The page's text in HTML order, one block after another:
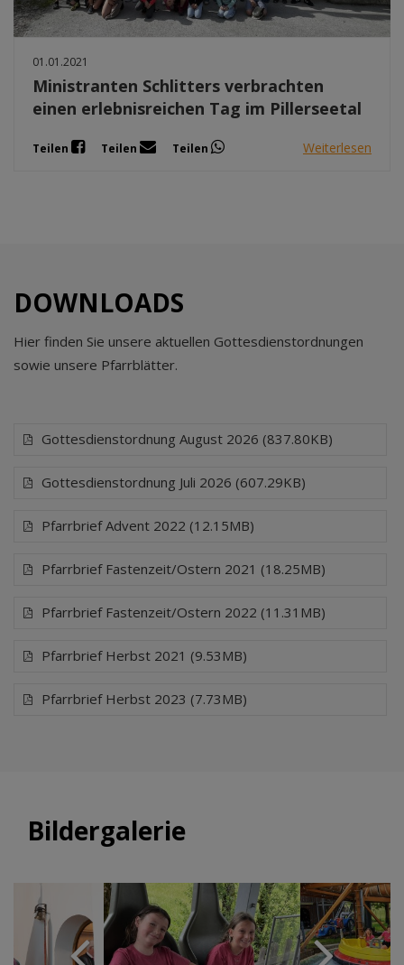
01.01.2021
Ministranten Schlitters verbrachten
einen erlebnisreichen Tag im Pillerseetal
Teilen Teilen Teilen Weiterlesen
DOWNLOADS
Hier finden Sie unsere aktuellen Gottesdienstordnungen
sowie unsere Pfarrblätter.
Gottesdienstordnung August 2026 (837.80KB)
Gottesdienstordnung Juli 2026 (607.29KB)
Pfarrbrief Advent 2022 (12.15MB)
Pfarrbrief Fastenzeit/Ostern 2021 (18.25MB)
Pfarrbrief Fastenzeit/Ostern 2022 (11.31MB)
Pfarrbrief Herbst 2021 (9.53MB)
Pfarrbrief Herbst 2023 (7.73MB)
Bildergalerie